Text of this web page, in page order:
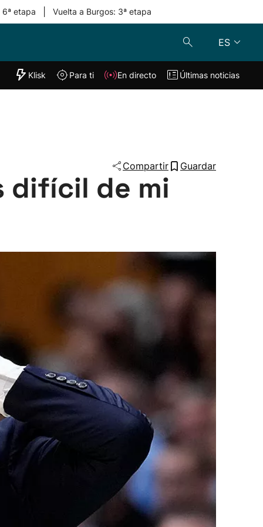
6ª etapa Vuelta a Burgos: 3ª etapa
ES
"Helmuga"
Klisk En directo
Klisk Para ti En directo Últimas noticias
Compartir Guardar
difícil de mi